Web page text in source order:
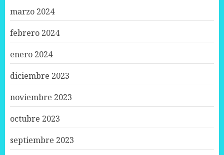
marzo 2024
febrero 2024
enero 2024
diciembre 2023
noviembre 2023
octubre 2023
septiembre 2023